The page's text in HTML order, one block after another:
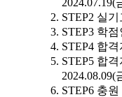
STEP2 실기
STEP3 학점
STEP4 합격
STEP5 합격
2024.08.09(
STEP6 충원